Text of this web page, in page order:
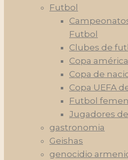
Futbol
Futbol
Clubes de
Copa
Copa de
Copa UEFA
Futbol
Jugadores
gastronomia
Geishas
genocidio